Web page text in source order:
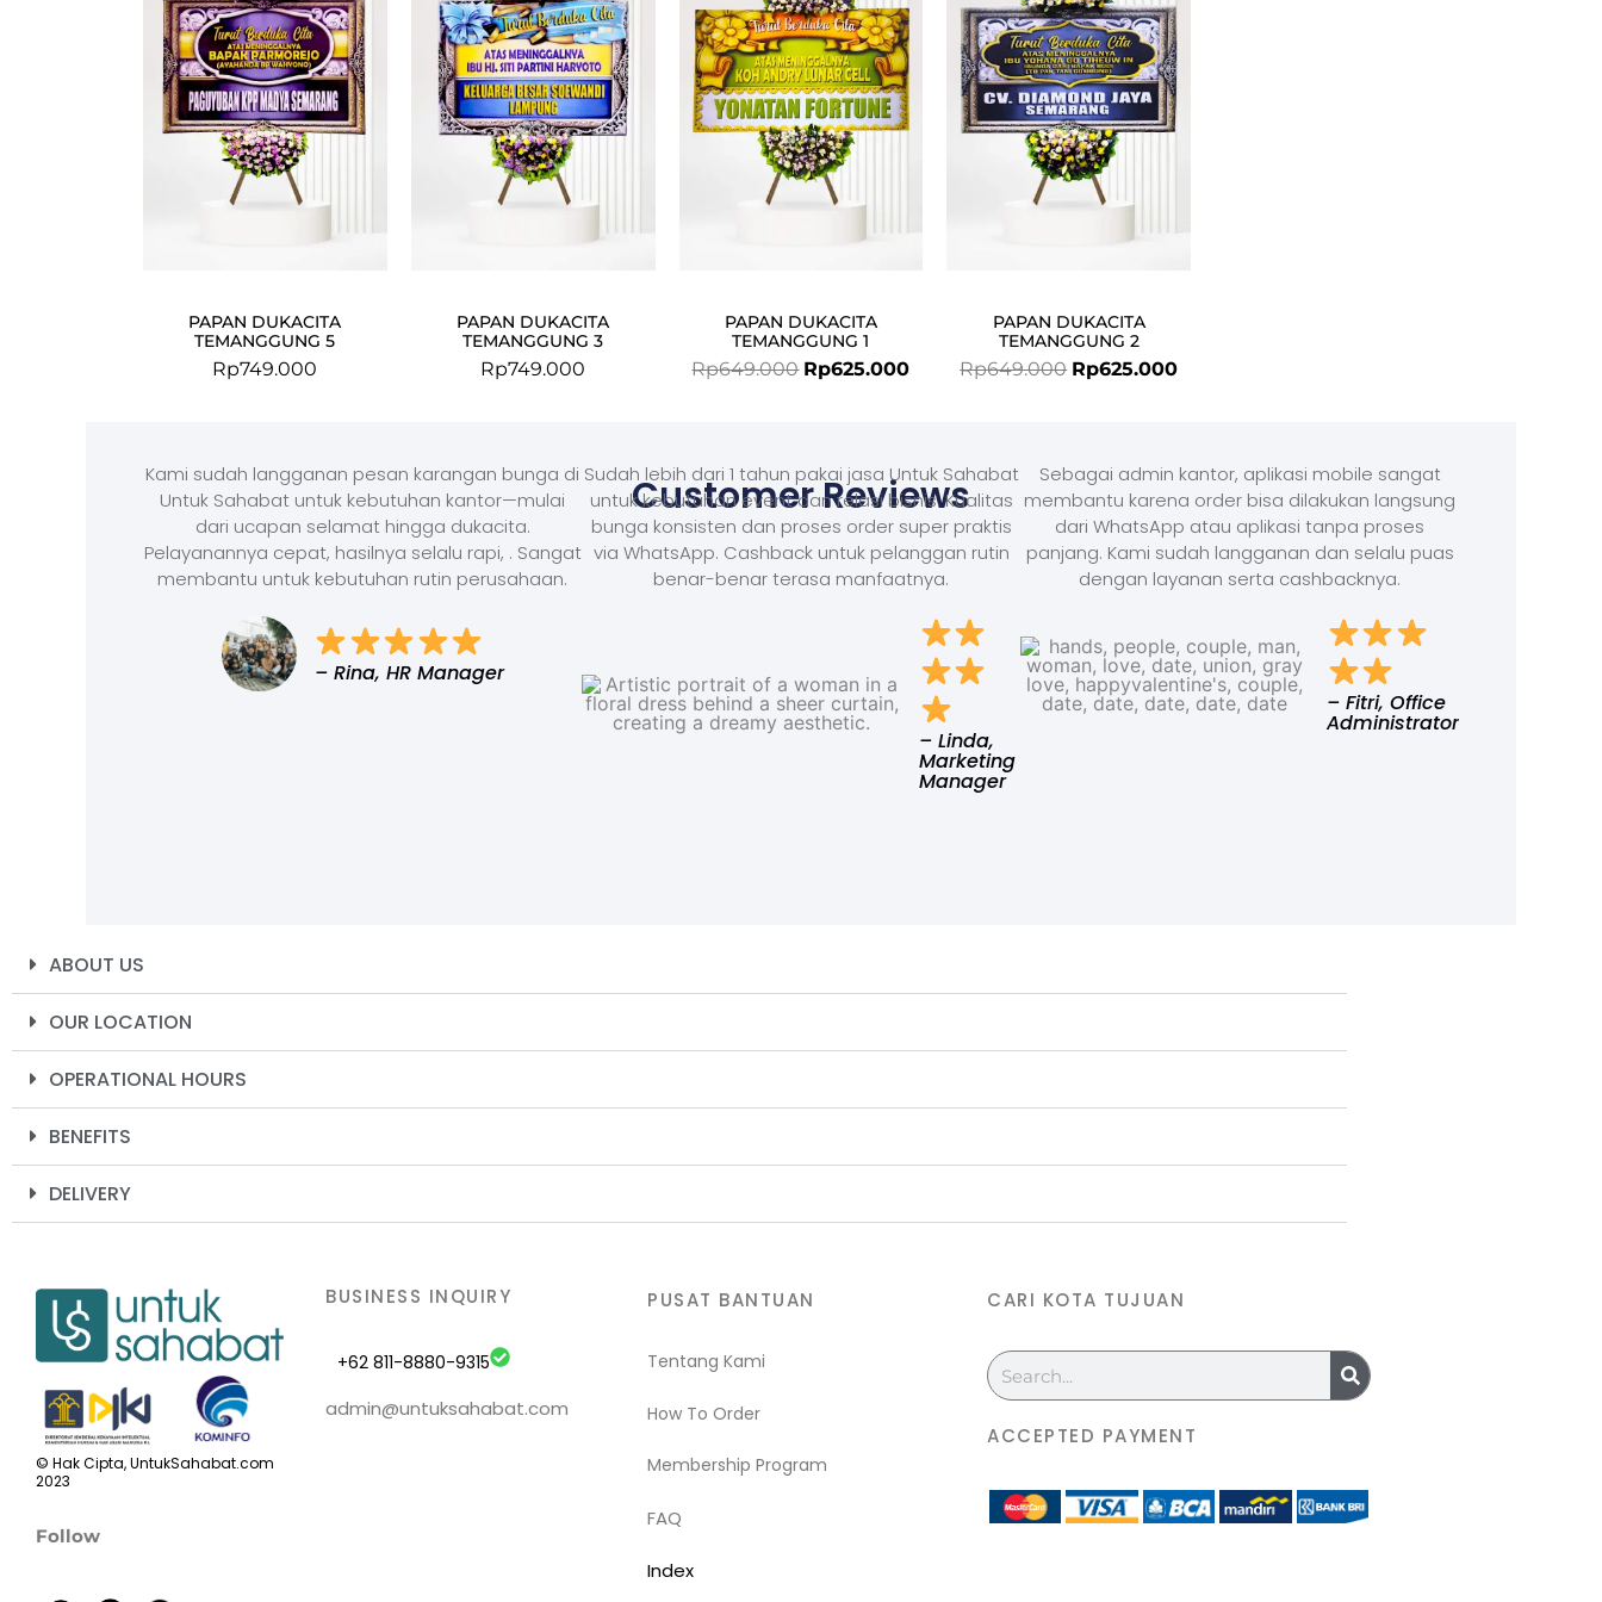
PAPAN DUKACITA
TEMANGGUNG 5
Rp749.000
PAPAN DUKACITA
TEMANGGUNG 3
Rp749.000
PAPAN DUKACITA
TEMANGGUNG 1
Rp649.000
was:
Rp649.000.
Rp625.000
is:
Rp625.000.
PAPAN DUKACITA
TEMANGGUNG 2
Rp649.000
was:
Rp649.000.
Rp625.000
Rp625.000.
Customer Reviews
Kami sudah langganan pesan karangan bunga di
Untuk Sahabat untuk kebutuhan kantor—mulai
dari ucapan selamat hingga dukacita.
Pelayanannya cepat, hasilnya selalu rapi, . Sangat
membantu untuk kebutuhan rutin perusahaan.
– Rina, HR Manager
Sudah lebih dari 1 tahun pakai jasa Untuk Sahabat
untuk kebutuhan event dan relasi bisnis. Kualitas
bunga konsisten dan proses order super praktis
via WhatsApp. Cashback untuk pelanggan rutin
benar-benar terasa manfaatnya.
– Linda,
Marketing
Manager
Sebagai admin kantor, aplikasi mobile sangat
membantu karena order bisa dilakukan langsung
dari WhatsApp atau aplikasi tanpa proses
panjang. Kami sudah langganan dan selalu puas
dengan layanan serta cashbacknya.
– Fitri, Office
Administrator
ABOUT US
OUR LOCATION
OPERATIONAL HOURS
BENEFITS
DELIVERY
© Hak Cipta, UntukSahabat.com
2023
Follow
BUSINESS INQUIRY
+62 811-8880-9315
admin@untuksahabat.com
PUSAT BANTUAN
Tentang Kami
How To Order
Membership Program
FAQ
Index
CARI KOTA TUJUAN
Search
ACCEPTED PAYMENT